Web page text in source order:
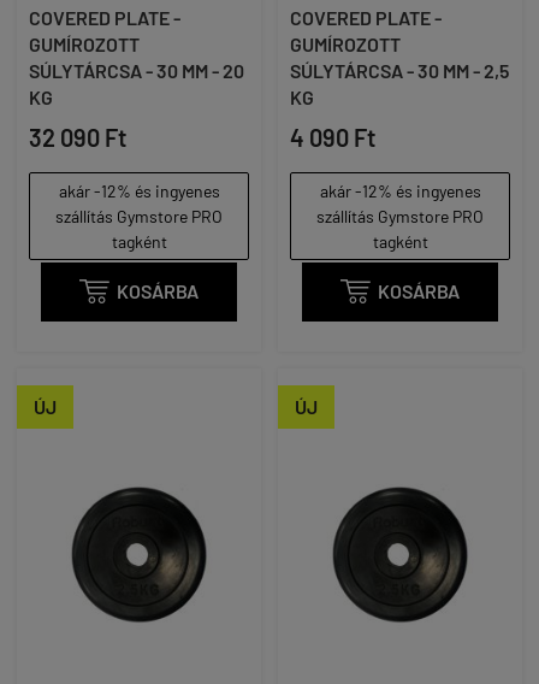
COVERED PLATE -
GUMÍROZOTT
SÚLYTÁRCSA - 30 MM - 20
KG
32 090 Ft
akár -12% és ingyenes
szállítás Gymstore PRO
tagként
 KOSÁRBA
COVERED PLATE -
GUMÍROZOTT
SÚLYTÁRCSA - 30 MM - 2,5
KG
4 090 Ft
akár -12% és ingyenes
szállítás Gymstore PRO
tagként
 KOSÁRBA
ÚJ ÚJ